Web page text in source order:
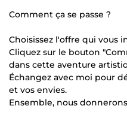
Comment ça se passe ?
Choisissez l'offre qui vous
Cliquez sur le bouton
dans cette aventure
Échangez avec moi pour
et vos envies.
Ensemble, nous